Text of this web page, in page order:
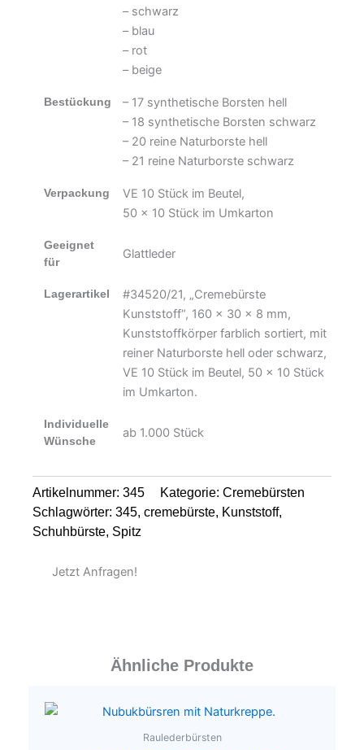
– schwarz
– blau
– rot
– beige
Bestückung
– 17 synthetische Borsten hell
– 18 synthetische Borsten schwarz
– 20 reine Naturborste hell
– 21 reine Naturborste schwarz
Verpackung
VE 10 Stück im Beutel,
50 x 10 Stück im Umkarton
Geeignet
für
Glattleder
Lagerartikel
#34520/21, „Cremebürste
Kunststoff“, 160 x 30 x 8 mm,
Kunststoffkörper farblich sortiert, mit
reiner Naturborste hell oder schwarz,
VE 10 Stück im Beutel, 50 x 10 Stück
im Umkarton.
Individuelle
Wünsche
ab 1.000 Stück
Artikelnummer: 345 Kategorie: Cremebürsten
Schlagwörter: 345, cremebürste, Kunststoff,
Schuhbürste, Spitz
Jetzt Anfragen!
Ähnliche Produkte
Raulederbürsten